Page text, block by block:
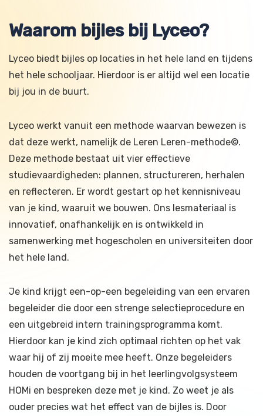
Waarom bijles bij Lyceo?
Lyceo biedt bijles op locaties in het hele land en tijdens
het hele schooljaar. Hierdoor is er altijd wel een locatie
bij jou in de buurt.
Lyceo werkt vanuit een methode waarvan bewezen is
dat deze werkt, namelijk de Leren Leren-methode©.
Deze methode bestaat uit vier effectieve
studievaardigheden: plannen, structureren, herhalen
en reflecteren. Er wordt gestart op het kennisniveau
van je kind, waaruit we bouwen. Ons lesmateriaal is
innovatief, onafhankelijk en is ontwikkeld in
samenwerking met hogescholen en universiteiten door
het hele land.
Je kind krijgt een-op-een begeleiding van een ervaren
begeleider die door een strenge selectieprocedure en
een uitgebreid intern trainingsprogramma komt.
Hierdoor kan je kind zich optimaal richten op het vak
waar hij of zij moeite mee heeft. Onze begeleiders
houden de voortgang bij in het leerlingvolgsysteem
HOMi en bespreken deze met je kind. Zo weet je als
ouder precies wat het effect van de bijles is. Door